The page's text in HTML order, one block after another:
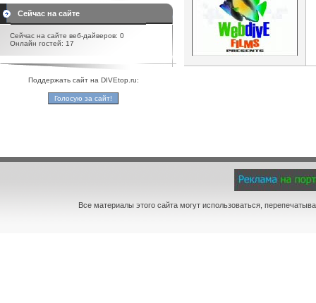
Сейчас на сайте
Сейчас на сайте веб-дайверов: 0
Онлайн гостей: 17
Поддержать сайт на DIVEtop.ru:
Все материалы этого сайта могут использоваться,